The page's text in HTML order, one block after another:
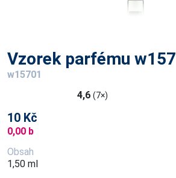
Vzorek parfému w157
w15701
4,6 (7×)
10 Kč
0,00 b
Obsah
1,50 ml